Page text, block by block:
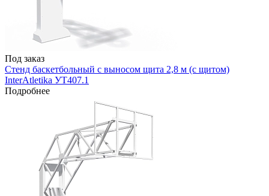
Под заказ
Стенд баскетбольный с выносом щита 2,8 м (с щитом)
InterAtletika УТ407.1
Подробнее